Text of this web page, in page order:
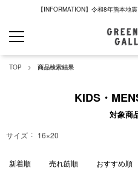
【INFORMATION】令和8年熊本地
TOP 商品検索結果
KIDS・
対象商
サイズ 16×20
新着順 売れ筋順 おすすめ順